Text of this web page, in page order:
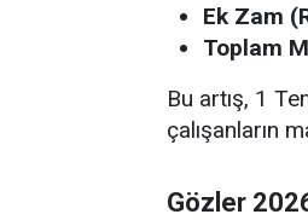
Ek Zam
Toplam
Bu artış, 1
çalışanların
Gözler